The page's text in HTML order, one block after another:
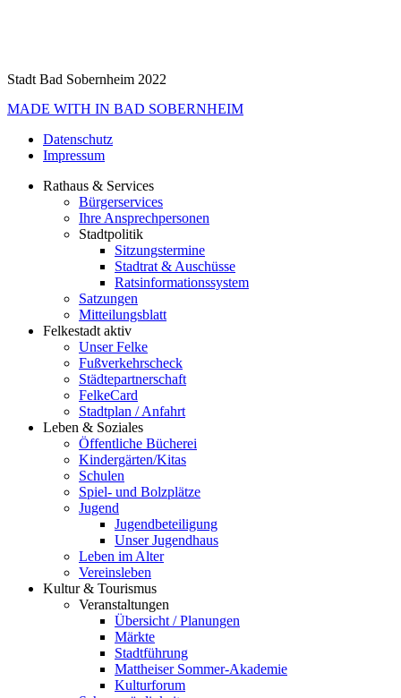
Stadt Bad Sobernheim 2022
MADE WITH IN BAD SOBERNHEIM
Datenschutz
Impressum
Rathaus & Services
Bürgerservices
Ihre Ansprechpersonen
Stadtpolitik
Sitzungstermine
Stadtrat & Auschüsse
Ratsinformationssystem
Satzungen
Mitteilungsblatt
Felkestadt aktiv
Unser Felke
Fußverkehrscheck
Städtepartnerschaft
FelkeCard
Stadtplan / Anfahrt
Leben & Soziales
Öffentliche Bücherei
Kindergärten/Kitas
Schulen
Spiel- und Bolzplätze
Jugend
Jugendbeteiligung
Unser Jugendhaus
Leben im Alter
Vereinsleben
Kultur & Tourismus
Veranstaltungen
Übersicht / Planungen
Märkte
Stadtführung
Mattheiser Sommer-Akademie
Kulturforum